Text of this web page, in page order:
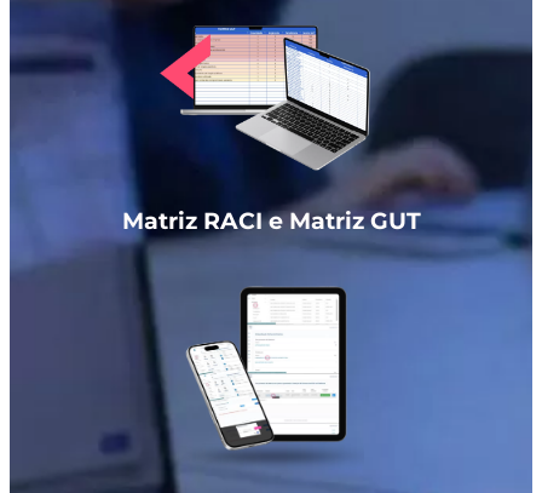
Matriz RACI e Matriz GUT